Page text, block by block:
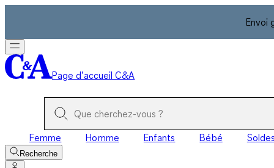
Envoi
Page d’accueil C&A
Femme Homme Enfants Bébé Soldes
Recherche